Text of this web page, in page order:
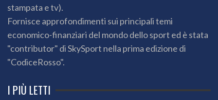
stampata e tv).
Fornisce approfondimenti sui principali temi
economico-finanziari del mondo dello sport ed è stata
"contributor" di SkySport nella prima edizione di
"CodiceRosso".
I PIÙ LETTI